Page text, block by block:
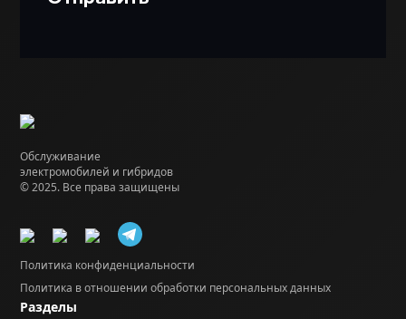
Обслуживание
электромобилей и гибридов
© 2025. Все права защищены
Политика конфиденциальности
Политика в отношении обработки персональных данных
Разделы